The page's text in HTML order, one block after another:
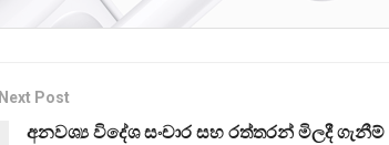
Next Post
අනවශ්‍ය විදේශ සංචාර සහ රත්තරන් මිලදී ගැනීම්